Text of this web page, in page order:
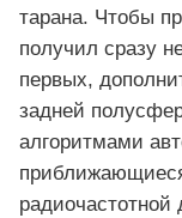
тарана. Чтобы
получил сразу
первых,
задней
алгоритмами
радиочастотной